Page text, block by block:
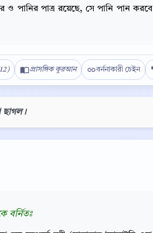
ও পানির পাত্র রয়েছে, সে পানি পান করবে
প্রাসঙ্গিক কুরআন বর্ননাকারী চেইন
ছাগল।
বর্নিতঃ